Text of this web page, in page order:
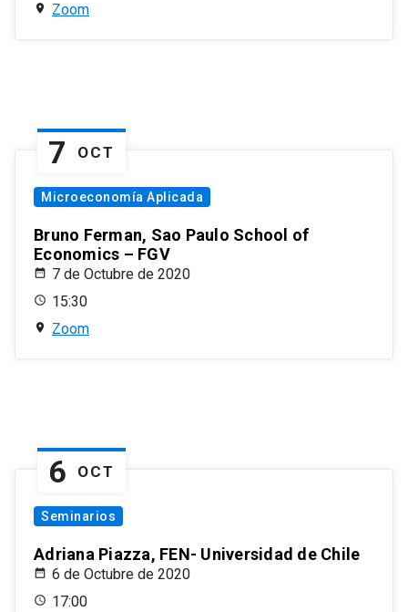
Zoom
7 OCT
Microeconomía Aplicada
Bruno Ferman, Sao Paulo School of
Economics – FGV
7 de Octubre de 2020
15:30
Zoom
6 OCT
Seminarios
Adriana Piazza, FEN- Universidad de Chile
6 de Octubre de 2020
17:00